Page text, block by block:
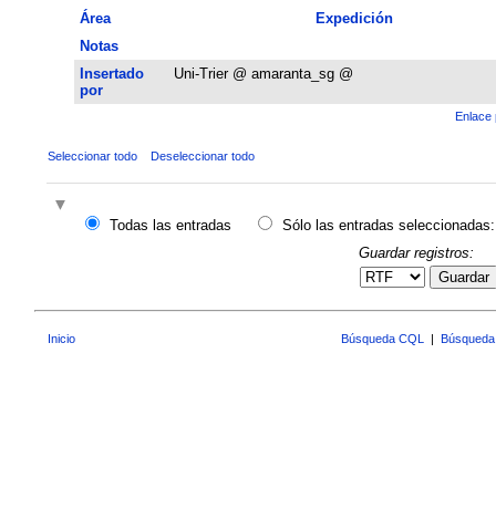
Área
Expedición
Notas
Insertado
por
Uni-Trier @ amaranta_sg @
Enlace
Seleccionar todo Deseleccionar todo
Todas las entradas
Sólo las entradas seleccionadas:
Guardar registros:
Guardar
Inicio Búsqueda CQL